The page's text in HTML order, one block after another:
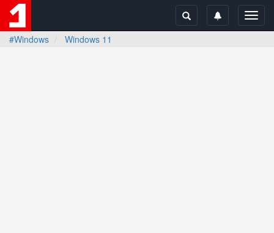
#Windows
Windows 11